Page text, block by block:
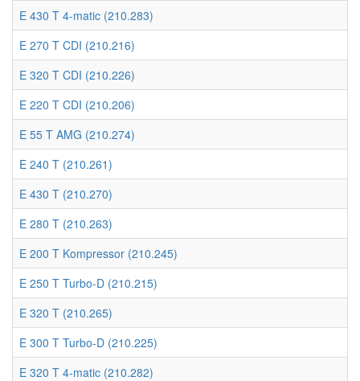
E 430 T 4-matic (210.283)
E 270 T CDI (210.216)
E 320 T CDI (210.226)
E 220 T CDI (210.206)
E 55 T AMG (210.274)
E 240 T (210.261)
E 430 T (210.270)
E 280 T (210.263)
E 200 T Kompressor (210.245)
E 250 T Turbo-D (210.215)
E 320 T (210.265)
E 300 T Turbo-D (210.225)
E 320 T 4-matic (210.282)